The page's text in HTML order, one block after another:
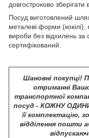
довгостроково
Посуд виготовлений
металеві форми (кокілі),
вироби без відхилень
сертифікований.
Шановні покупці!
отриманні
транспортної
посуд - КОЖНУ
її комплектацію,
відділення пошти